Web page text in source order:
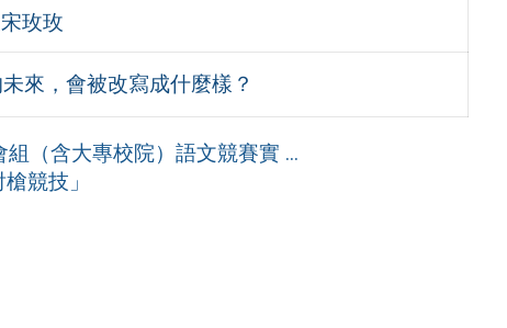
玫玫
來，會被改寫成什麼樣？
（含大專校院）語文競賽實 ...
競技」